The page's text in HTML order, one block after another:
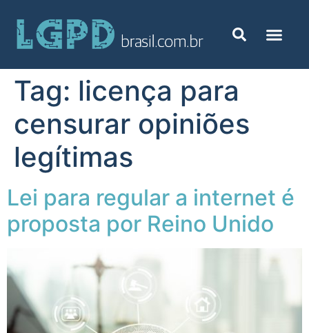
Tag: licença para
censurar opiniões
legítimas
Lei para regular a internet é
proposta por Reino Unido